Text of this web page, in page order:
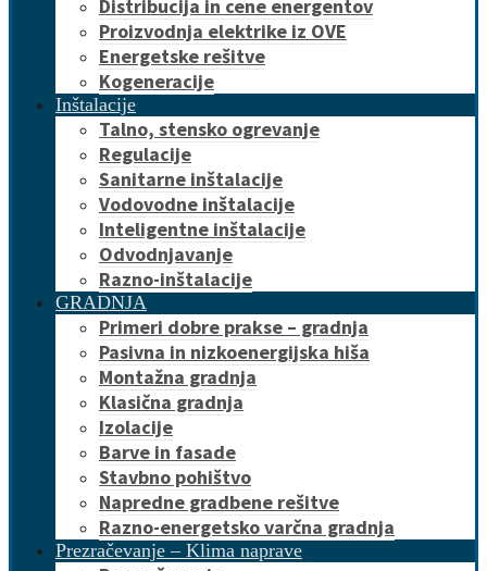
Distribucija in cene energentov
Proizvodnja elektrike iz OVE
Energetske rešitve
Kogeneracije
Inštalacije
Talno, stensko ogrevanje
Regulacije
Sanitarne inštalacije
Vodovodne inštalacije
Inteligentne inštalacije
Odvodnjavanje
Razno-inštalacije
GRADNJA
Primeri dobre prakse – gradnja
Pasivna in nizkoenergijska hiša
Montažna gradnja
Klasična gradnja
Izolacije
Barve in fasade
Stavbno pohištvo
Napredne gradbene rešitve
Razno-energetsko varčna gradnja
Prezračevanje – Klima naprave